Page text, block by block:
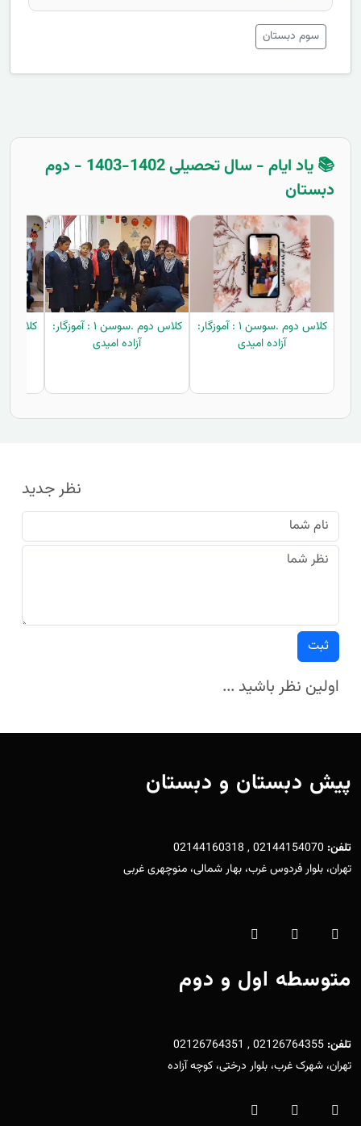
سوم دبستان
📚 یاد ایام - سال تحصیلی 1402-1403 - دوم
دبستان
کلاس دوم .سوسن ۱ : آموزگار:
آزاده امیدی
کلاس دوم .سوسن ۱ : آموزگار:
آزاده امیدی
نظر جدید
ثبت
اولین نظر باشید ...
پیش دبستان و دبستان
تلفن: 02144154070 , 02144160318
تهران، بلوار فردوس غرب، بهار شمالی، منوچهری غربی
متوسطه اول و دوم
تلفن: 02126764355 , 02126764351
تهران، شهرک غرب، بلوار درختی، کوچه آزاده